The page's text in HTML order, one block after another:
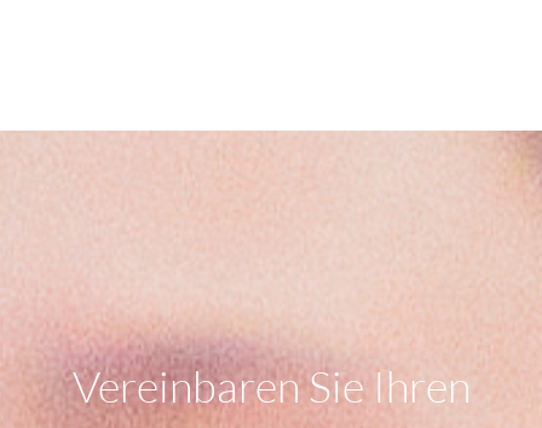
Vereinbaren Sie Ihren